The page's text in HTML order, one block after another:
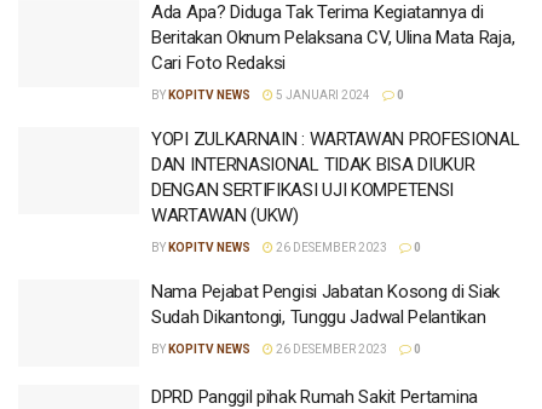
Ada Apa? Diduga Tak Terima Kegiatannya di
Beritakan Oknum Pelaksana CV, Ulina Mata Raja,
Cari Foto Redaksi
BY KOPITV NEWS 5 JANUARI 2024 0
YOPI ZULKARNAIN : WARTAWAN PROFESIONAL
DAN INTERNASIONAL TIDAK BISA DIUKUR
DENGAN SERTIFIKASI UJI KOMPETENSI
WARTAWAN (UKW)
BY KOPITV NEWS 26 DESEMBER 2023 0
Nama Pejabat Pengisi Jabatan Kosong di Siak
Sudah Dikantongi, Tunggu Jadwal Pelantikan
BY KOPITV NEWS 26 DESEMBER 2023 0
DPRD Panggil pihak Rumah Sakit Pertamina